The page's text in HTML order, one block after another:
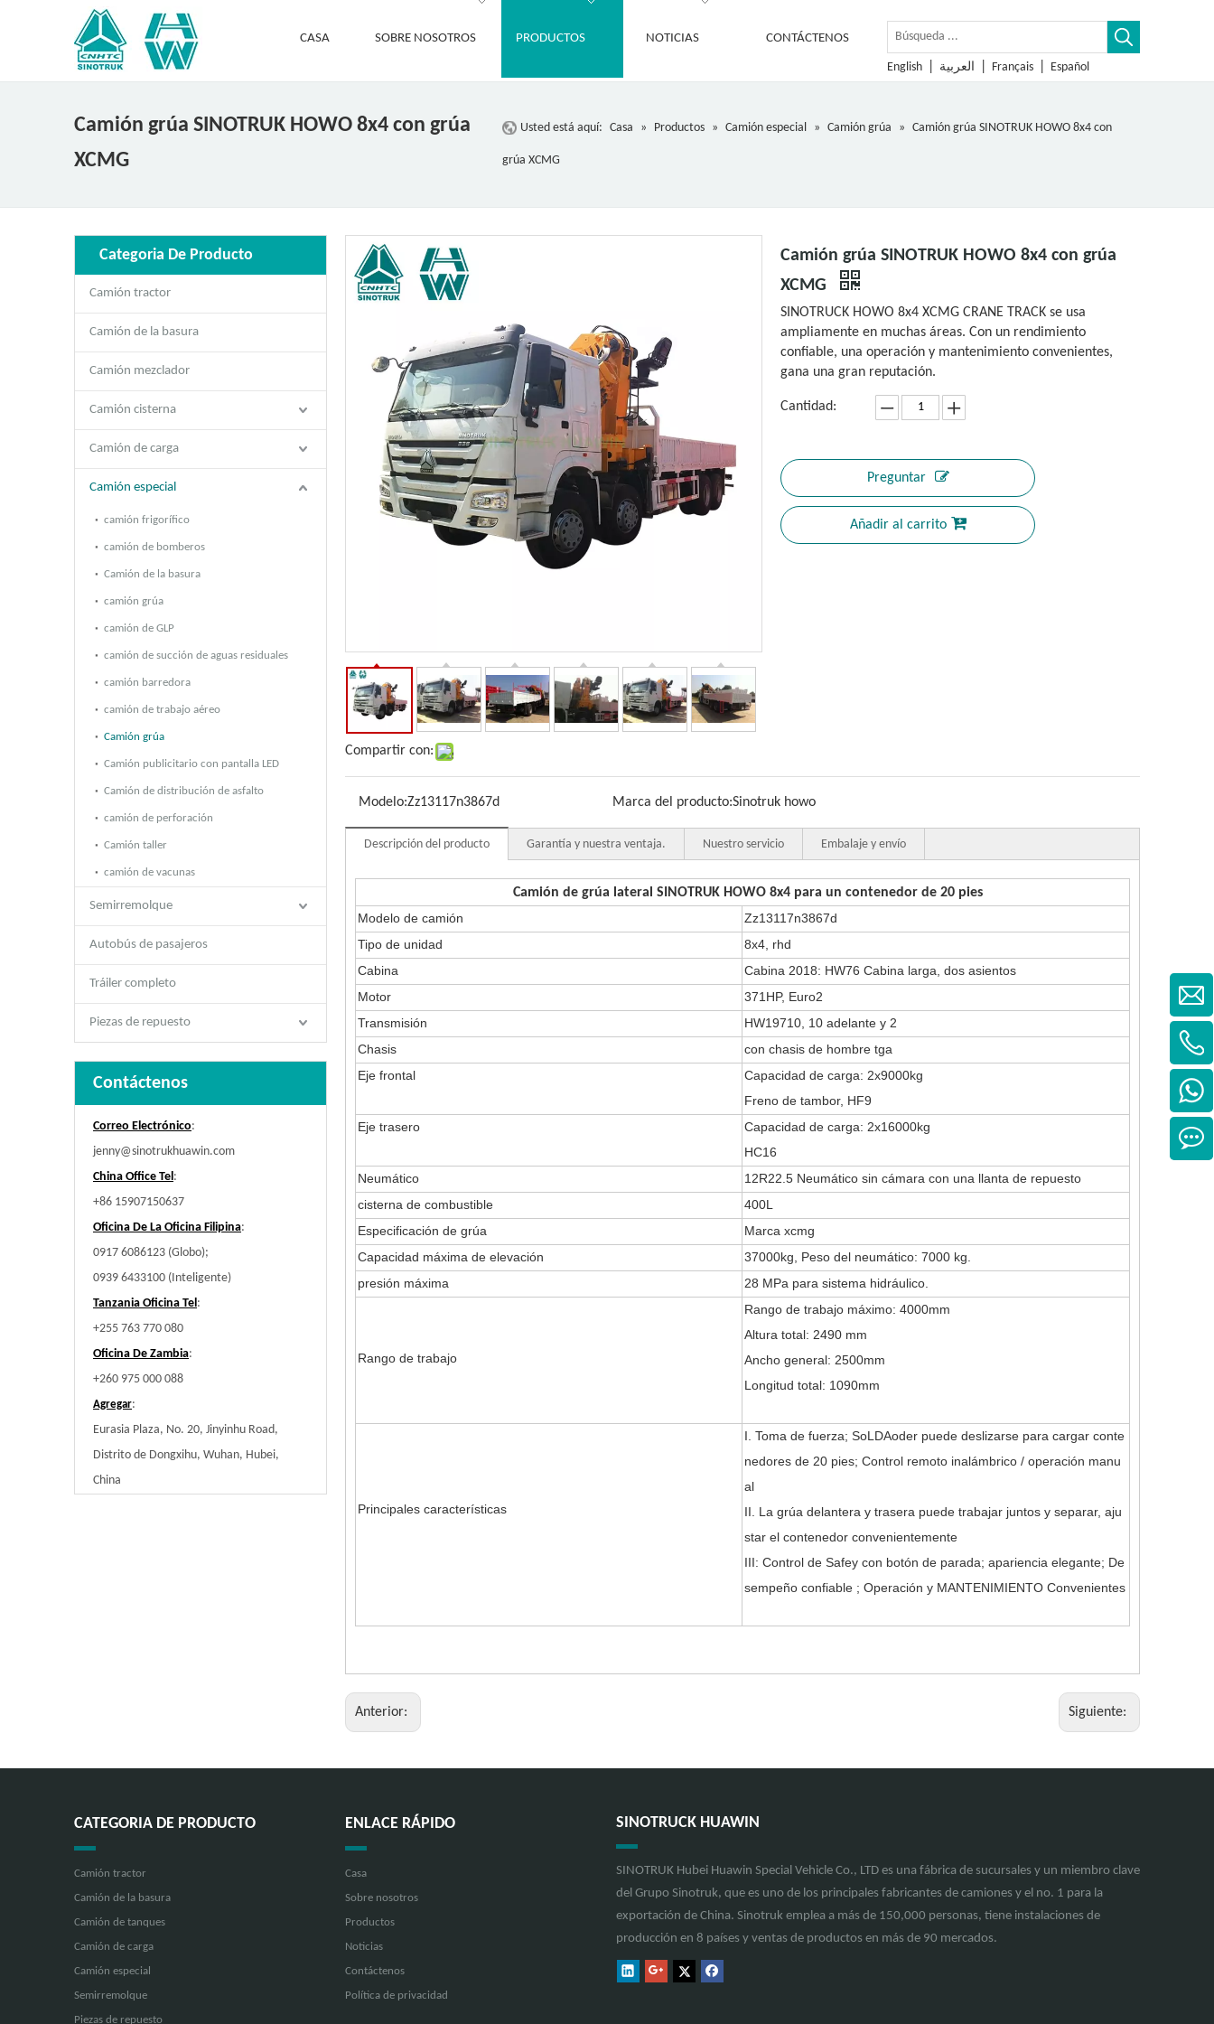
CASA SOBRE NOSOTROS PRODUCTOS NOTICIAS CONTÁCTENOS
English العربية Français Español
Camión grúa SINOTRUK HOWO 8x4 con grúa
XCMG
Usted está aquí: Casa » Productos » Camión especial » Camión grúa » Camión grúa SINOTRUK HOWO 8x4 con
grúa XCMG
Categoria De Producto
Camión tractor
Camión de la basura
Camión mezclador
Camión cisterna
Camión de carga
Camión especial
camión frigorífico
camión de bomberos
Camión de la basura
camión grúa
camión de GLP
camión de succión de aguas residuales
camión barredora
camión de trabajo aéreo
Camión grúa
Camión publicitario con pantalla LED
Camión de distribución de asfalto
camión de perforación
Camión taller
camión de vacunas
Semirremolque
Autobús de pasajeros
Tráiler completo
Piezas de repuesto
Contáctenos
Correo Electrónico:
jenny@sinotrukhuawin.com
China Office Tel:
+86 15907150637
Oficina De La Oficina Filipina:
0917 6086123 (Globo);
0939 6433100 (Inteligente)
Tanzania Oficina Tel:
+255 763 770 080
Oficina De Zambia:
+260 975 000 088
Agregar:
Eurasia Plaza, No. 20, Jinyinhu Road,
Distrito de Dongxihu, Wuhan, Hubei,
China
Compartir con:
Camión grúa SINOTRUK HOWO 8x4 con grúa
XCMG
SINOTRUCK HOWO 8x4 XCMG CRANE TRACK se usa
ampliamente en muchas áreas. Con un rendimiento
confiable, una operación y mantenimiento convenientes,
gana una gran reputación.
Cantidad:
Preguntar
Añadir al carrito
Modelo:Zz13117n3867d Marca del producto:Sinotruk howo
Descripción del producto Garantía y nuestra ventaja. Nuestro servicio Embalaje y envío
Camión de grúa lateral SINOTRUK HOWO 8x4 para un contenedor de 20 pies
Modelo de camión
Zz13117n3867d
Tipo de unidad
8x4, rhd
Cabina
Cabina 2018: HW76 Cabina larga, dos asientos
Motor
371HP, Euro2
Transmisión
HW19710, 10 adelante y 2
Chasis
con chasis de hombre tga
Eje frontal
Capacidad de carga: 2x9000kg
Freno de tambor, HF9
Eje trasero
Capacidad de carga: 2x16000kg
HC16
Neumático
12R22.5 Neumático sin cámara con una llanta de repuesto
cisterna de combustible
400L
Especificación de grúa
Marca xcmg
Capacidad máxima de elevación
37000kg, Peso del neumático: 7000 kg.
presión máxima
28 MPa para sistema hidráulico.
Rango de trabajo
Rango de trabajo máximo: 4000mm
Altura total: 2490 mm
Ancho general: 2500mm
Longitud total: 1090mm
Principales características
I. Toma de fuerza; SoLDAoder puede deslizarse para cargar conte
nedores de 20 pies; Control remoto inalámbrico / operación manu
al
II. La grúa delantera y trasera puede trabajar juntos y separar, aju
star el contenedor convenientemente
III: Control de Safey con botón de parada; apariencia elegante; De
sempeño confiable ; Operación y MANTENIMIENTO Convenientes
Anterior: Siguiente:
CATEGORIA DE PRODUCTO
Camión tractor
Camión de la basura
Camión de tanques
Camión de carga
Camión especial
Semirremolque
Piezas de repuesto
ENLACE RÁPIDO
Casa
Sobre nosotros
Productos
Noticias
Contáctenos
Política de privacidad
SINOTRUCK HUAWIN
SINOTRUK Hubei Huawin Special Vehicle Co., LTD es una fábrica de sucursales y un miembro clave
del Grupo Sinotruk, que es uno de los principales fabricantes de camiones y el no. 1 para la
exportación de China. Sinotruk emplea a más de 150,000 personas, tiene instalaciones de
producción en 8 países y ventas de productos en más de 90 mercados.